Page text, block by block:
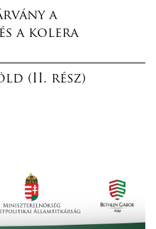
a
a kolera
(II. rész)